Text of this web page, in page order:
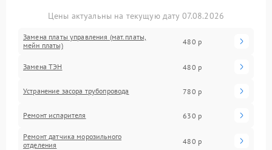
Цены актуальны на текущую дату 07.08.2026
Замена платы управления (мат.платы,
мейн платы)
480 р
Замена ТЭН 480 р
Устранение засора трубопровода 780 р
Ремонт испарителя 630 р
Ремонт датчика морозильного
отделения
480 р